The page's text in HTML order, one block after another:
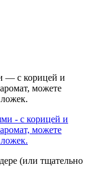
— с корицей и
можете
(или тщательно